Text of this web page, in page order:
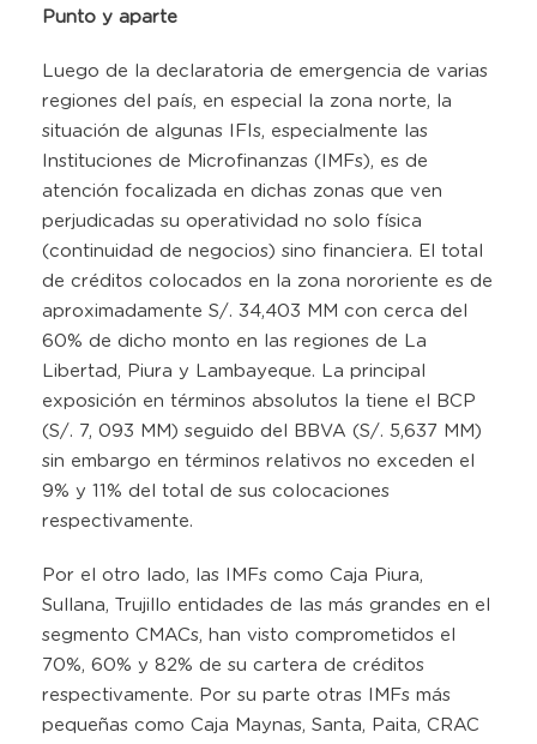
Punto y aparte
Luego de la declaratoria de emergencia de varias
regiones del país, en especial la zona norte, la
situación de algunas IFIs, especialmente las
Instituciones de Microfinanzas (IMFs), es de
atención focalizada en dichas zonas que ven
perjudicadas su operatividad no solo física
(continuidad de negocios) sino financiera. El total
de créditos colocados en la zona nororiente es de
aproximadamente S/. 34,403 MM con cerca del
60% de dicho monto en las regiones de La
Libertad, Piura y Lambayeque. La principal
exposición en términos absolutos la tiene el BCP
(S/. 7, 093 MM) seguido del BBVA (S/. 5,637 MM)
sin embargo en términos relativos no exceden el
9% y 11% del total de sus colocaciones
respectivamente.
Por el otro lado, las IMFs como Caja Piura,
Sullana, Trujillo entidades de las más grandes en el
segmento CMACs, han visto comprometidos el
70%, 60% y 82% de su cartera de créditos
respectivamente. Por su parte otras IMFs más
pequeñas como Caja Maynas, Santa, Paita, CRAC